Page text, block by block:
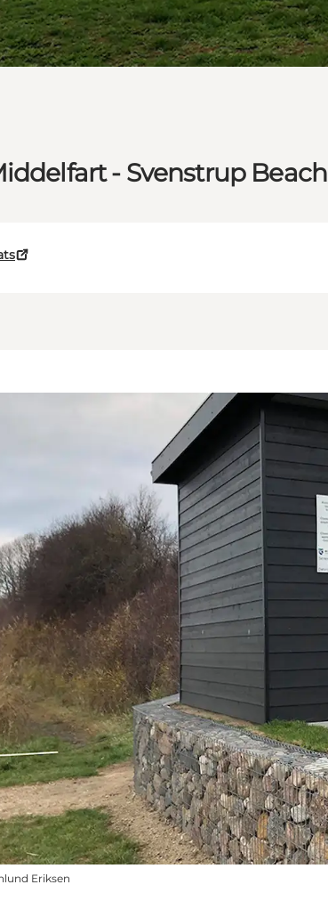
- Svenstrup Beach
Eriksen